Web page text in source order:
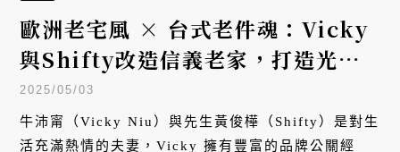
歐洲老宅風 × 台式老件魂：Vicky
與Shifty改造信義老家，打造光與
情感流動的開放式廚房
2025/05/03
牛沛甯（Vicky Niu）與先生黃俊樺（Shifty）是對生
活充滿熱情的夫妻，Vicky 擁有豐富的品牌公關經